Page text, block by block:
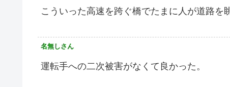
こういった高速を跨ぐ橋でたまに人が道路を
名無しさん
運転手への二次被害がなくて良かった。